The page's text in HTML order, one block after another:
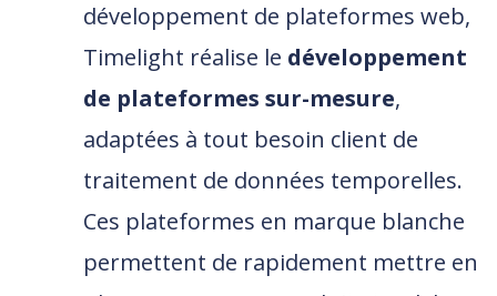
développement de plateformes web,
Timelight réalise le développement
de plateformes sur-mesure,
adaptées à tout besoin client de
traitement de données temporelles.
Ces plateformes en marque blanche
permettent de rapidement mettre en